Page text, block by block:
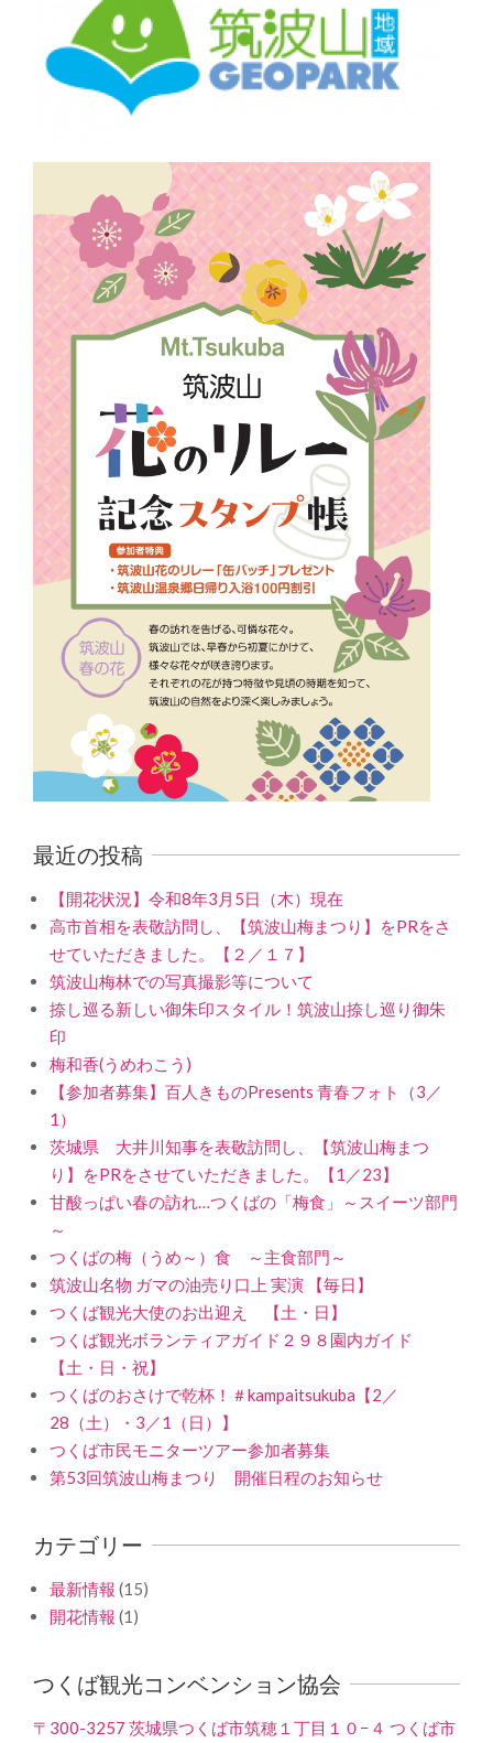
最近の投稿
【開花状況】令和8年3月5日（木）現在
高市首相を表敬訪問し、【筑波山梅まつり】をPRをさ
せていただきました。【２／１７】
筑波山梅林での写真撮影等について
捺し巡る新しい御朱印スタイル！筑波山捺し巡り御朱
印
梅和香(うめわこう)
【参加者募集】百人きものPresents 青春フォト（3／
1）
茨城県 大井川知事を表敬訪問し、【筑波山梅まつ
り】をPRをさせていただきました。【1／23】
甘酸っぱい春の訪れ…つくばの「梅食」～スイーツ部門
～
つくばの梅（うめ～）食 ～主食部門～
筑波山名物 ガマの油売り口上 実演 【毎日】
つくば観光大使のお出迎え 【土・日】
つくば観光ボランティアガイド２９８園内ガイド
【土・日・祝】
つくばのおさけで乾杯！＃kampaitsukuba【2／
28（土）・3／1（日）】
つくば市民モニターツアー参加者募集
第53回筑波山梅まつり 開催日程のお知らせ
カテゴリー
最新情報 (15)
開花情報 (1)
つくば観光コンベンション協会
〒300-3257 茨城県つくば市筑穂１丁目１０−４ つくば市